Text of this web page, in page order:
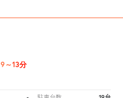
9～13分